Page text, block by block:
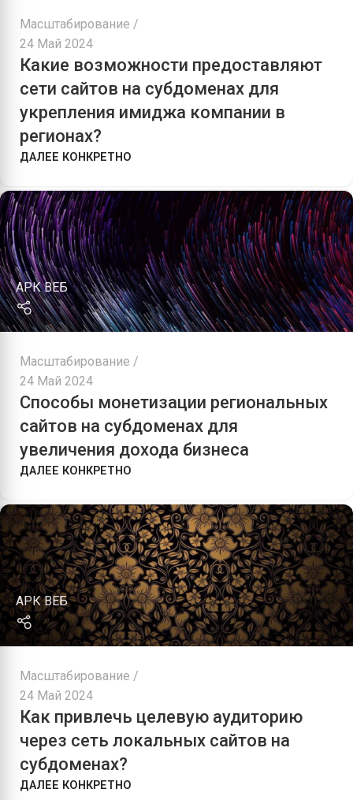
Масштабирование
24 Май 2024
Какие возможности предоставляют
сети сайтов на субдоменах для
укрепления имиджа компании в
регионах?
ДАЛЕЕ КОНКРЕТНО
АРК ВЕБ
Масштабирование
24 Май 2024
Способы монетизации региональных
сайтов на субдоменах для
увеличения дохода бизнеса
ДАЛЕЕ КОНКРЕТНО
АРК ВЕБ
Масштабирование
24 Май 2024
Как привлечь целевую аудиторию
через сеть локальных сайтов на
субдоменах?
ДАЛЕЕ КОНКРЕТНО